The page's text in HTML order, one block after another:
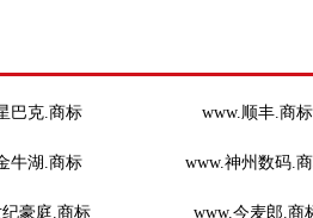
巴克.商标 www.顺丰.商标
牛湖.商标 www.神州数码.
豪庭.商标 www.今麦郎.商